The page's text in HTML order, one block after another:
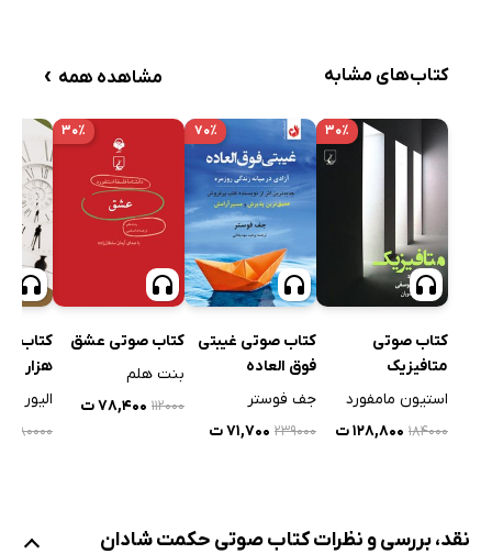
کتاب‌های مشابه مشاهده همه ›
۳۰٪
کتاب صوتی
متافیزیک
استیون مامفورد
۱۸۴۰۰۰ ۱۲۸,۸۰۰ ت
۷۰٪
کتاب صوتی غیبتی
فوق العاده
جف فوستر
۲۳۹۰۰۰ ۷۱,۷۰۰ ت
۳۰٪
کتاب صوتی عشق
بنت هلم
۱۱۲۰۰۰ ۷۸,۴۰۰ ت
کتاب
هزار
الیور
۸۰۰۰۰
نقد، بررسی و نظرات کتاب صوتی حکمت شادان